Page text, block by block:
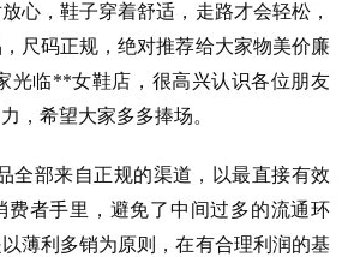
心，鞋子穿着舒适，走路才会轻松，
尺码正规，绝对推荐给大家物美价廉
光临**女鞋店，很高兴认识各位朋友
，希望大家多多捧场。
部来自正规的渠道，以最直接有效
费者手里，避免了中间过多的流通环
薄利多销为原则，在有合理利润的基